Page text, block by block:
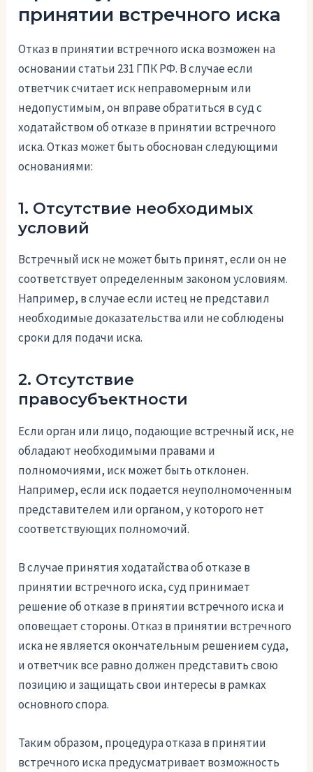
принятии встречного иска
Отказ в принятии встречного иска возможен на
основании статьи 231 ГПК РФ. В случае если
ответчик считает иск неправомерным или
недопустимым, он вправе обратиться в суд с
ходатайством об отказе в принятии встречного
иска. Отказ может быть обоснован следующими
основаниями:
1. Отсутствие необходимых
условий
Встречный иск не может быть принят, если он не
соответствует определенным законом условиям.
Например, в случае если истец не представил
необходимые доказательства или не соблюдены
сроки для подачи иска.
2. Отсутствие
правосубъектности
Если орган или лицо, подающие встречный иск, не
обладают необходимыми правами и
полномочиями, иск может быть отклонен.
Например, если иск подается неуполномоченным
представителем или органом, у которого нет
соответствующих полномочий.
В случае принятия ходатайства об отказе в
принятии встречного иска, суд принимает
решение об отказе в принятии встречного иска и
оповещает стороны. Отказ в принятии встречного
иска не является окончательным решением суда,
и ответчик все равно должен представить свою
позицию и защищать свои интересы в рамках
основного спора.
Таким образом, процедура отказа в принятии
встречного иска предусматривает возможность